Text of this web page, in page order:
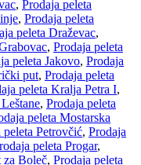
, Prodaja peleta
, Prodaja peleta
peleta Draževac,
, Prodaja peleta
peleta Jakovo, Prodaja
put, Prodaja peleta
peleta Kralja Petra I,
, Prodaja peleta
peleta Mostarska
peleta Petrovčić, Prodaja
peleta Progar,
za Boleč, Prodaja peleta